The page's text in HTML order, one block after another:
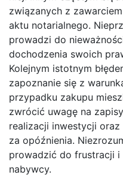
związanych z
aktu notarialnego.
prowadzi do
dochodzenia swoich
Kolejnym istotnym
zapoznanie się z
przypadku zakupu
zwrócić uwagę na
realizacji inwestycji
za opóźnienia.
prowadzić do frustracji
nabywcy.